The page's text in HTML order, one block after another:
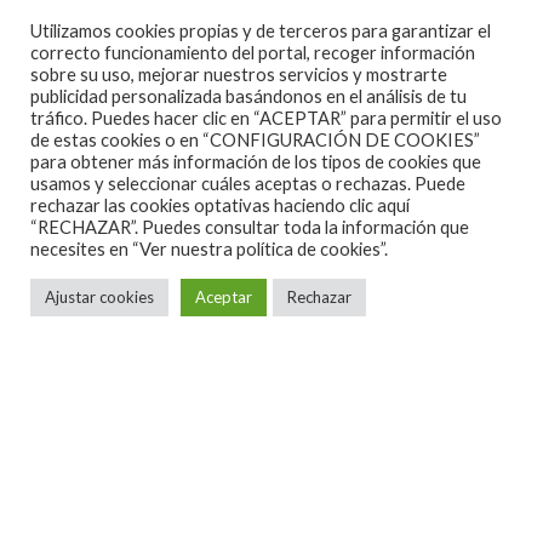
piedra. La fantasía con su relación con la reina
Ginebra, su hermana Morgana, su amigo Lancelot o
su fiel escudero Perceval, convierten la leyenda en
una mágica historia de amor, traición, violencia y
sangre mediante una puesta en escena apabullante
y un pasatiempo arrollador.
Una de las cumbres dedicadas a la leyenda del Rey
Arturo es esta cinta de John Boorman, donde mezcla
Una nueva cita con la distorsión. Ración de
mandanga antes de dar la bienvenida a noviembre.
TIPARRAKERS – Noche trankila
BEAUTIFUL SEÑORITAS – Call the police
Utilizamos cookies propias y de terceros para garantizar el
correcto funcionamiento del portal, recoger información
sobre su uso, mejorar nuestros servicios y mostrarte
publicidad personalizada basándonos en el análisis de tu
tráfico. Puedes hacer clic en “ACEPTAR” para permitir el uso
de estas cookies o en “CONFIGURACIÓN DE COOKIES”
para obtener más información de los tipos de cookies que
usamos y seleccionar cuáles aceptas o rechazas. Puede
rechazar las cookies optativas haciendo clic aquí
“RECHAZAR”. Puedes consultar toda la información que
necesites en “Ver nuestra política de cookies”.
Ajustar cookies Aceptar Rechazar